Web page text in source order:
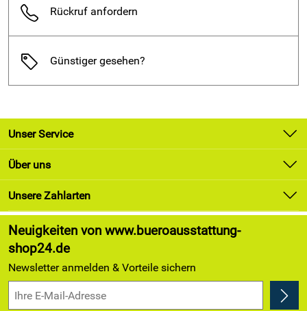
Rückruf anfordern
Günstiger gesehen?
Unser Service
Kontakt
Newsletter
Lieferung & Zahlung
Kundenlogin
Über uns
Unsere Bestseller
Marken
Angebote
Kundenbewertungen (174)
4,9/5*****
Unsere Zahlarten
Neuigkeiten von www.bueroausstattung-
shop24.de
Newsletter anmelden & Vorteile sichern